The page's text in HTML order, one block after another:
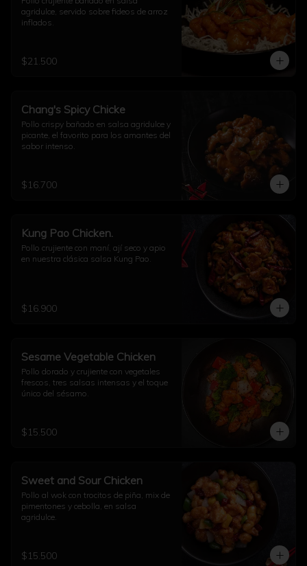
agridulce, servido sobre fideos de arroz
inflados.
$21.500
Chang's Spicy Chicke
Pollo crispy bañado en salsa agridulce y
picante, el favorito para los amantes del
sabor intenso.
$16.700
Kung Pao Chicken.
Pollo crujiente con maní, ají seco y apio
en nuestra clásica salsa Kung Pao.
$16.900
Sesame Vegetable Chicken
Pollo dorado y crujiente con vegetales
frescos, tres salsas intensas y el toque
único del sésamo.
$15.500
Sweet and Sour Chicken
Pollo al wok con trocitos de piña, mix de
pimentones y cebolla, en salsa
agridulce.
$15.500